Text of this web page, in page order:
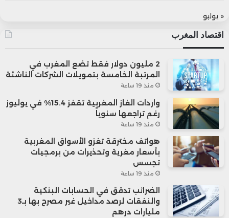
« يوليو
اقتصاد المغرب
2 مليون دولار فقط تضع المغرب في
المرتبة الخامسة بتمويلات الشركات الناشئة
منذ 19 ساعة
واردات الغاز المغربية تقفز 15.4% في يوليوز
رغم تراجعها سنوياً
منذ 19 ساعة
هواتف مخترقة تغزو الأسواق المغربية
بأسعار مغرية وتحذيرات من برمجيات
تجسس
منذ 19 ساعة
الضرائب تدقق في الحسابات البنكية
والنفقات لرصد مداخيل غير مصرح بها بـ3
مليارات درهم